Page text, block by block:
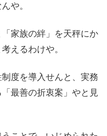
や。
「家族の絆」を天秤にか
えるわけや。
度を導入せんと、実務
最善の折衷案」やと見